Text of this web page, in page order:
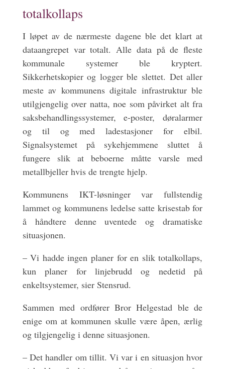
totalkollaps
I løpet av de nærmeste dagene ble det klart at
dataangrepet var totalt. Alle data på de fleste
kommunale systemer ble kryptert.
Sikkerhetskopier og logger ble slettet. Det aller
meste av kommunens digitale infrastruktur ble
utilgjengelig over natta, noe som påvirket alt fra
saksbehandlingssystemer, e-poster, døralarmer
og til og med ladestasjoner for elbil.
Signalsystemet på sykehjemmene sluttet å
fungere slik at beboerne måtte varsle med
metallbjeller hvis de trengte hjelp.
Kommunens IKT-løsninger var fullstendig
lammet og kommunens ledelse satte krisestab for
å håndtere denne uventede og dramatiske
situasjonen.
– Vi hadde ingen planer for en slik totalkollaps,
kun planer for linjebrudd og nedetid på
enkeltsystemer, sier Stensrud.
Sammen med ordfører Bror Helgestad ble de
enige om at kommunen skulle være åpen, ærlig
og tilgjengelig i denne situasjonen.
– Det handler om tillit. Vi var i en situasjon hvor